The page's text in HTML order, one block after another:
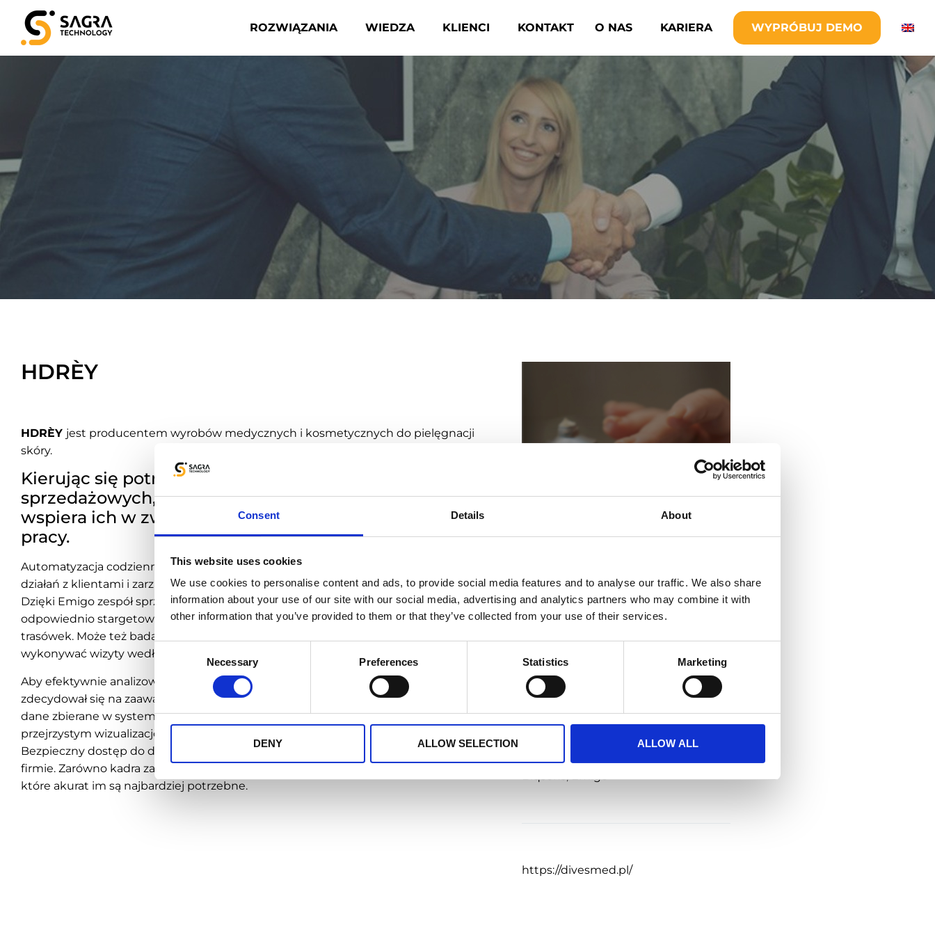
Consent Details About
This website uses cookies
We use cookies to personalise content and ads, to provide social media features and to analyse our traffic. We also share
information about your use of our site with our social media, advertising and analytics partners who may combine it with
other information that you’ve provided to them or that they’ve collected from your use of their services.
Necessary Preferences Statistics Marketing
DENY ALLOW SELECTION ALLOW ALL
ROZWIĄZANIA WIEDZA KLIENCI KONTAKT O NAS KARIERA WYPRÓBUJ DEMO
HDRÈY
HDRÈY jest producentem wyrobów medycznych i kosmetycznych do pielęgnacji
skóry.
Kierując się potrzebą łatwiejszej realizacji celów
sprzedażowych, firma wdrożyłaSystem Emigo, który
wspiera ich w zwiększaniu skuteczności i wydajności
pracy.
Automatyzacja codziennych zadań, zaawansowane planowanie pracy, prowadzenia
działań z klientami i zarządzania sprzedażą. To tylko niektóre możliwości systemu.
Dzięki Emigo zespół sprzedaży HDRÈY może między innymi odwiedzać
odpowiednio stargetowanych klientów według zaplanowanych wcześniej
trasówek. Może też badać zachowanie standardów merchendisingowych, czy
wykonywać wizyty według określonego modelu.
Aby efektywnie analizować realizację celów i danych sprzedażowych, Dives Med
zdecydował się na zaawansowane
analityki biznesoweBiqsens. Skomplikowane
dane zbierane w systemie Emigo są w przyjazny sposób prezentowane dzięki
przejrzystym wizualizacjom. Pozwala to z łatwością pozyskać niezbędną wiedzę.
Bezpieczny dostęp do danych reglamentowany jest według hierarchii i roli w
firmie. Zarówno kadra zarządzająca, jak i przedstawiciele otrzymują te informacje,
które akurat im są najbardziej potrzebne.
Kategorie
Farmacja
Tagi
Biqsens, Emigo
https://divesmed.pl/